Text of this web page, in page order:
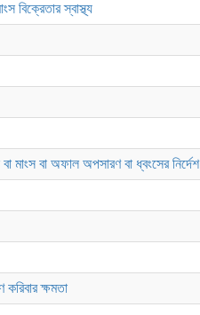
বিক্রেতার স্বাস্থ্য
বা অফাল অপসারণ বা ধ্বংসের নির্দেশ
ক্ষমতা